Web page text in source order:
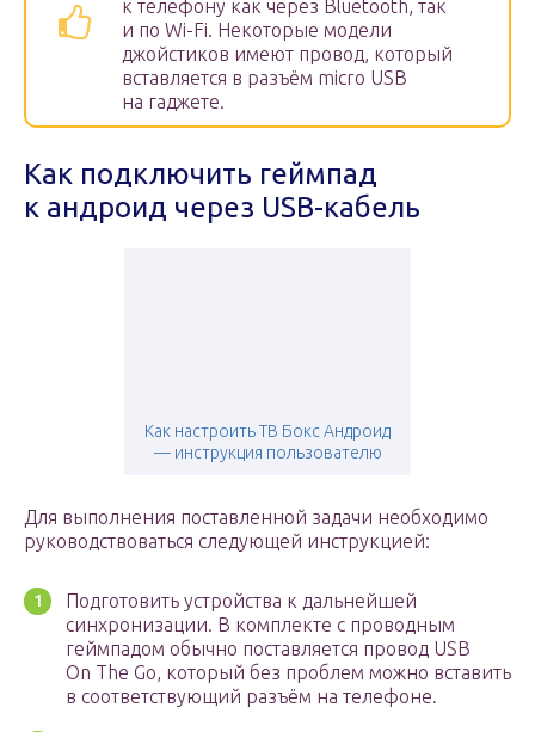
к телефону как через Bluetooth, так
и по Wi-Fi. Некоторые модели
джойстиков имеют провод, который
вставляется в разъём micro USB
на гаджете.
Как подключить геймпад
к андроид через USB-кабель
Как настроить ТВ Бокс Андроид
— инструкция пользователю
Для выполнения поставленной задачи необходимо
руководствоваться следующей инструкцией:
Подготовить устройства к дальнейшей
синхронизации. В комплекте с проводным
геймпадом обычно поставляется провод USB
On The Go, который без проблем можно вставить
в соответствующий разъём на телефоне.